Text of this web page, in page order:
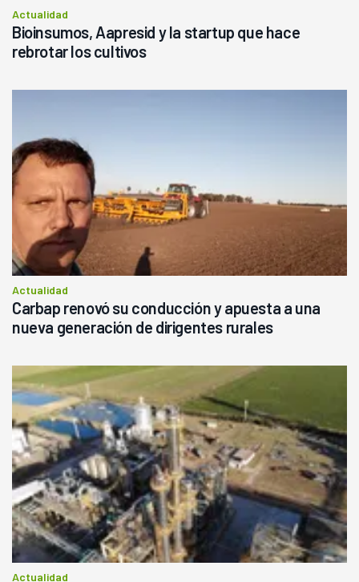
Actualidad
Bioinsumos, Aapresid y la startup que hace
rebrotar los cultivos
Actualidad
Carbap renovó su conducción y apuesta a una
nueva generación de dirigentes rurales
Actualidad